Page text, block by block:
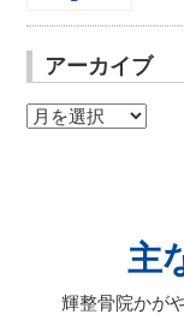
アーカイブ
ア
主
輝整骨院かが